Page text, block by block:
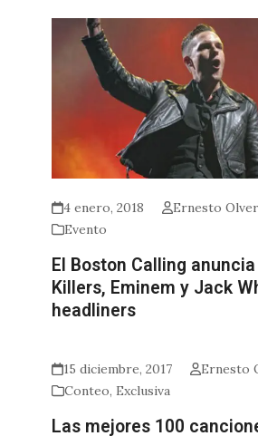
4 enero, 2018
Ernesto
Evento
El Boston Calling
Killers, Eminem y Jack
headliners
15 diciembre, 2017
Ernesto
Conteo,Exclusiva
Las mejores 100